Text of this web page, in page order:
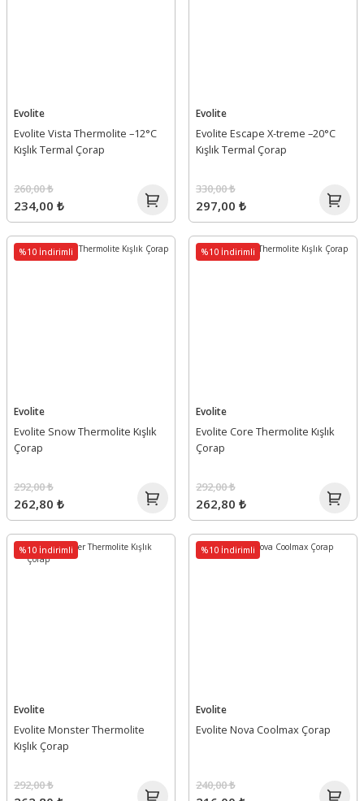
Evolite
Evolite Vista Thermolite –12°C
Kışlık Termal Çorap
234,00 ₺
260,00 ₺
Evolite
Evolite Escape X-treme –20°C
Kışlık Termal Çorap
297,00 ₺
330,00 ₺
%10 İndirimli
Evolite
Evolite Snow Thermolite Kışlık
Çorap
262,80 ₺
292,00 ₺
%10 İndirimli
Evolite
Evolite Core Thermolite Kışlık
Çorap
262,80 ₺
292,00 ₺
%10 İndirimli
Evolite
Evolite Monster Thermolite
Kışlık Çorap
292,00 ₺
%10 İndirimli
Evolite
Evolite Nova Coolmax Çorap
240,00 ₺